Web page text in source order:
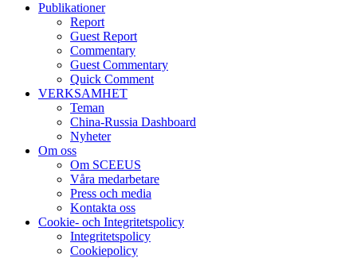
Publikationer
Report
Guest Report
Commentary
Guest Commentary
Quick Comment
VERKSAMHET
Teman
China-Russia Dashboard
Nyheter
Om oss
Om SCEEUS
Våra medarbetare
Press och media
Kontakta oss
Cookie- och Integritetspolicy
Integritetspolicy
Cookiepolicy